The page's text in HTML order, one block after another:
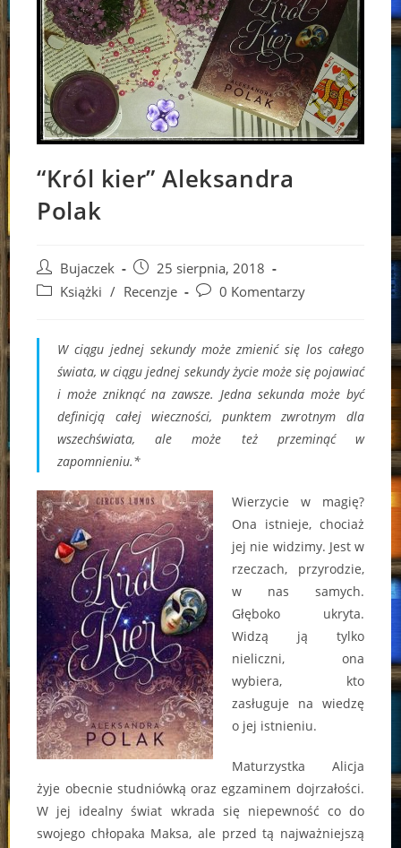
“Król kier” Aleksandra
Polak
Post
author:
Bujaczek
Post
published:
25 sierpnia, 2018
PostKsiążki / Recenzje
Post0 Komentarzy
W ciągu jednej sekundy może zmienić się los całego
świata, w ciągu jednej sekundy życie może się pojawiać
i może zniknąć na zawsze. Jedna sekunda może być
definicją całej wieczności, punktem zwrotnym dla
wszechświata, ale może też przeminąć w
zapomnieniu.*
Wierzycie w magię?
Ona istnieje, chociaż
jej nie widzimy. Jest w
rzeczach, przyrodzie,
w nas samych.
Głęboko ukryta.
Widzą ją tylko
nieliczni, ona
wybiera, kto
zasługuje na wiedzę
o jej istnieniu.
Maturzystka Alicja
żyje obecnie studniówką oraz egzaminem dojrzałości.
W jej idealny świat wkrada się niepewność co do
swojego chłopaka Maksa, ale przed tą najważniejszą